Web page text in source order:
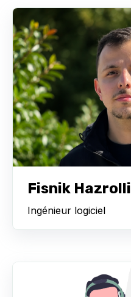
Fisnik Hazrolli
Ingénieur logiciel